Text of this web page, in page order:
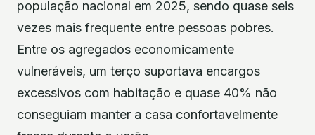
população nacional em 2025, sendo quase seis
vezes mais frequente entre pessoas pobres.
Entre os agregados economicamente
vulneráveis, um terço suportava encargos
excessivos com habitação e quase 40% não
conseguiam manter a casa confortavelmente